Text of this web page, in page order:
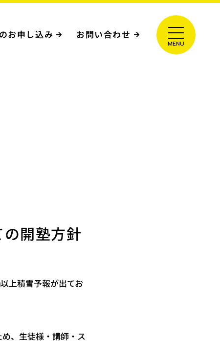
お申し込み お問い合わせ
開塾方針
上積雪予報が出てお
、生徒様・講師・ス